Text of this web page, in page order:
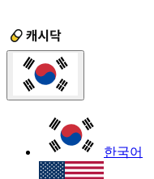
한국어